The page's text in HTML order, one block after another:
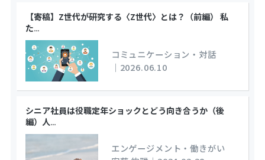
【寄稿】Z世代が研究する〈Z世代〉とは？（前編） 私
た…
コミュニケーション・対話
｜ 2026.06.10
シニア社員は役職定年ショックとどう向き合うか（後
編）人…
エンゲージメント・働きがい